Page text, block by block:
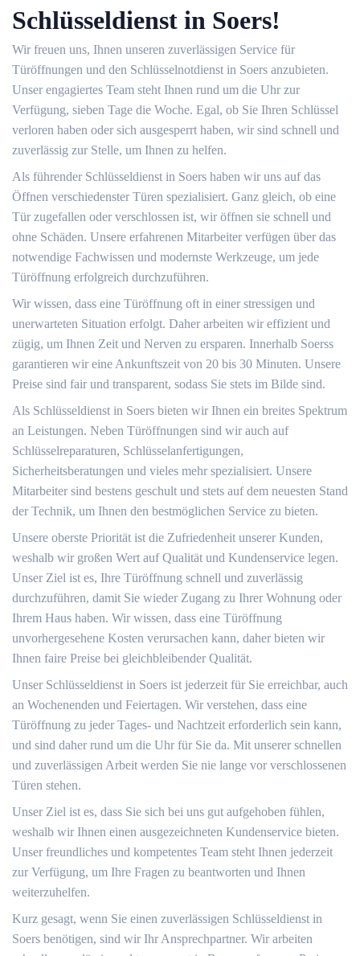
Schlüsseldienst in Soers!
Wir freuen uns, Ihnen unseren zuverlässigen Service für
Türöffnungen und den Schlüsselnotdienst in Soers anzubieten.
Unser engagiertes Team steht Ihnen rund um die Uhr zur
Verfügung, sieben Tage die Woche. Egal, ob Sie Ihren Schlüssel
verloren haben oder sich ausgesperrt haben, wir sind schnell und
zuverlässig zur Stelle, um Ihnen zu helfen.
Als führender Schlüsseldienst in Soers haben wir uns auf das
Öffnen verschiedenster Türen spezialisiert. Ganz gleich, ob eine
Tür zugefallen oder verschlossen ist, wir öffnen sie schnell und
ohne Schäden. Unsere erfahrenen Mitarbeiter verfügen über das
notwendige Fachwissen und modernste Werkzeuge, um jede
Türöffnung erfolgreich durchzuführen.
Wir wissen, dass eine Türöffnung oft in einer stressigen und
unerwarteten Situation erfolgt. Daher arbeiten wir effizient und
zügig, um Ihnen Zeit und Nerven zu ersparen. Innerhalb Soerss
garantieren wir eine Ankunftszeit von 20 bis 30 Minuten. Unsere
Preise sind fair und transparent, sodass Sie stets im Bilde sind.
Als Schlüsseldienst in Soers bieten wir Ihnen ein breites Spektrum
an Leistungen. Neben Türöffnungen sind wir auch auf
Schlüsselreparaturen, Schlüsselanfertigungen,
Sicherheitsberatungen und vieles mehr spezialisiert. Unsere
Mitarbeiter sind bestens geschult und stets auf dem neuesten Stand
der Technik, um Ihnen den bestmöglichen Service zu bieten.
Unsere oberste Priorität ist die Zufriedenheit unserer Kunden,
weshalb wir großen Wert auf Qualität und Kundenservice legen.
Unser Ziel ist es, Ihre Türöffnung schnell und zuverlässig
durchzuführen, damit Sie wieder Zugang zu Ihrer Wohnung oder
Ihrem Haus haben. Wir wissen, dass eine Türöffnung
unvorhergesehene Kosten verursachen kann, daher bieten wir
Ihnen faire Preise bei gleichbleibender Qualität.
Unser Schlüsseldienst in Soers ist jederzeit für Sie erreichbar, auch
an Wochenenden und Feiertagen. Wir verstehen, dass eine
Türöffnung zu jeder Tages- und Nachtzeit erforderlich sein kann,
und sind daher rund um die Uhr für Sie da. Mit unserer schnellen
und zuverlässigen Arbeit werden Sie nie lange vor verschlossenen
Türen stehen.
Unser Ziel ist es, dass Sie sich bei uns gut aufgehoben fühlen,
weshalb wir Ihnen einen ausgezeichneten Kundenservice bieten.
Unser freundliches und kompetentes Team steht Ihnen jederzeit
zur Verfügung, um Ihre Fragen zu beantworten und Ihnen
weiterzuhelfen.
Kurz gesagt, wenn Sie einen zuverlässigen Schlüsseldienst in
Soers benötigen, sind wir Ihr Ansprechpartner. Wir arbeiten